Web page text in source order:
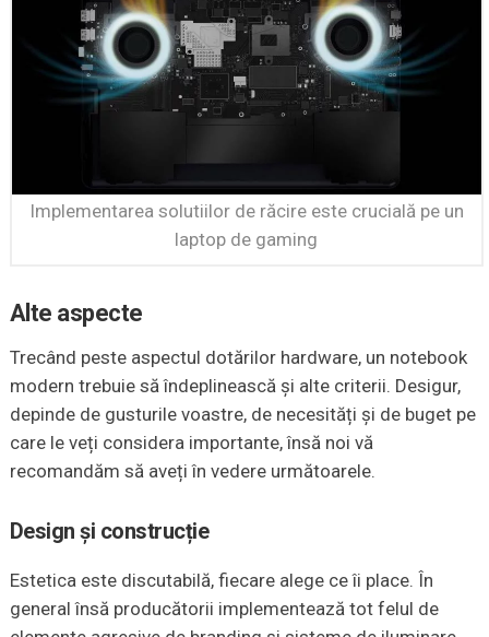
Implementarea solutiilor de răcire este crucială pe un
laptop de gaming
Alte aspecte
Trecând peste aspectul dotărilor hardware, un notebook
modern trebuie să îndeplinească și alte criterii. Desigur,
depinde de gusturile voastre, de necesități și de buget pe
care le veți considera importante, însă noi vă
recomandăm să aveți în vedere următoarele.
Design și construcție
Estetica este discutabilă, fiecare alege ce îi place. În
general însă producătorii implementează tot felul de